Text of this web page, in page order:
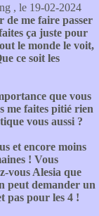
, le 19-02-2024
de me faire passer
ça juste pour
le monde le voit,
ce soit les
que vous
me faites pitié rien
vous aussi ?
et encore moins
! Vous
vous Alesia que
peut demander un
pas pour les 4 !